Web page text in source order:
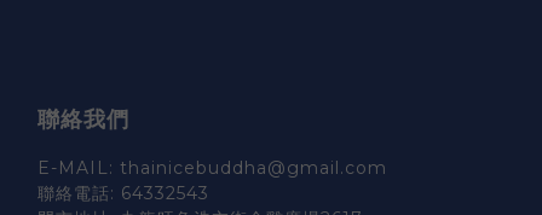
聯絡我們
E-MAIL: thainicebuddha@gmail.com
聯絡電話: 64332543